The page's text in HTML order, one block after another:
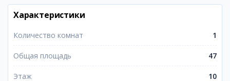
Характеристики
Количество комнат 1
Общая площадь 47
Этаж 10